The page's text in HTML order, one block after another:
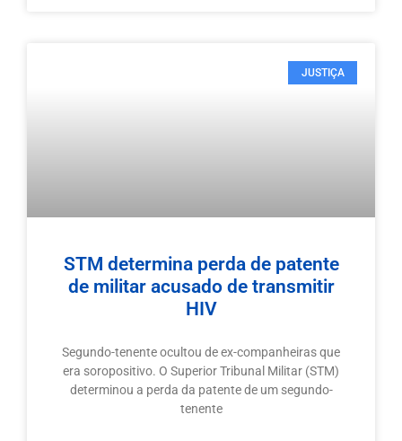
JUSTIÇA
STM determina perda de patente
de militar acusado de transmitir
HIV
Segundo-tenente ocultou de ex-companheiras que
era soropositivo. O Superior Tribunal Militar (STM)
determinou a perda da patente de um segundo-
tenente